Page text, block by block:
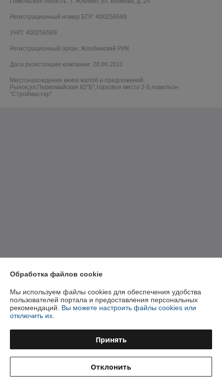
Регистрационный номер ЕГР: 400256589
УНП: 400256589
Регистрационный орган: Жлобинский РИК
Дата регистрации компании: 28.06.2011
Местонахождение книги жалоб и предложений:
Рынок,ул.Первомайская 82"Б",торговое место 2-6,павильон
"Строймастер"
Обработка файлов cookie
Мы используем файлы cookies для обеспечения удобства
пользователей портала и предоставления персональных
рекомендаций. Вы можете настроить файлы cookies или
отключить их.
Принять
Отклонить